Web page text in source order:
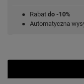
Rabat do -10%
Automatyczna